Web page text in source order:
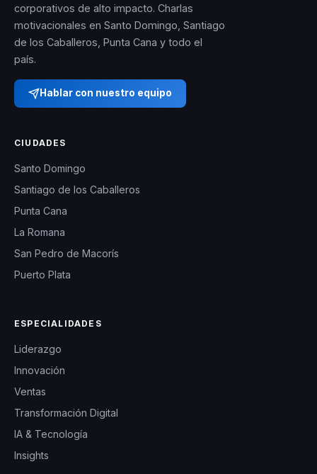
corporativos de alto impacto. Charlas
motivacionales en Santo Domingo, Santiago
de los Caballeros, Punta Cana y todo el
país.
Hablar con nuestro equipo
CIUDADES
Santo Domingo
Santiago de los Caballeros
Punta Cana
La Romana
San Pedro de Macorís
Puerto Plata
ESPECIALIDADES
Liderazgo
Innovación
Ventas
Transformación Digital
IA & Tecnología
Insights